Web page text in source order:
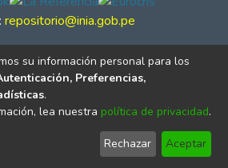
repositorio@inia.gob.pe
de Innovación Agraria - INIA
su información personal para los
Preferencias,
.
lea nuestra política de privacidad.
Rechazar Aceptar